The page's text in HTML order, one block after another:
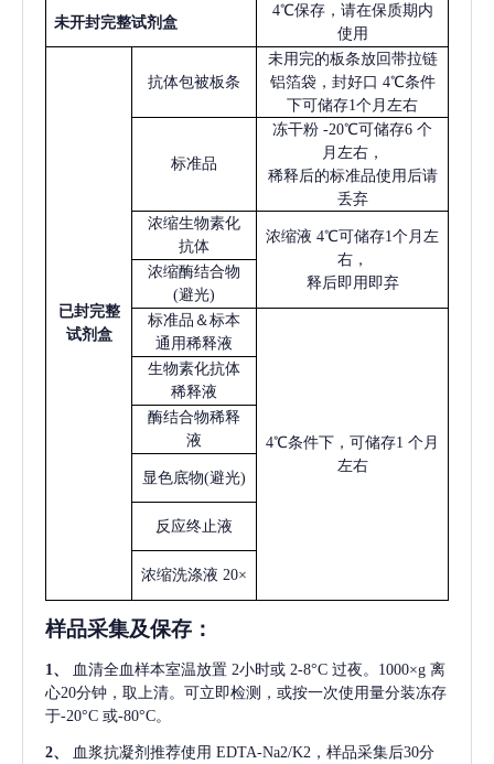
未开封完整试剂盒
4℃保存，请在保质期内
使用
已封完整
试剂盒
抗体包被板条
未用完的板条放回带拉链
铝箔袋，封好口 4℃条件
下可储存1个月左右
标准品
冻干粉 -20℃可储存6 个
月左右，
稀释后的标准品使用后请
丢弃
浓缩生物素化
抗体
浓缩液 4℃可储存1个月左
右，
释后即用即弃
浓缩酶结合物
(避光)
标准品＆标本
通用稀释液
4℃条件下，可储存1 个月
左右
生物素化抗体
稀释液
酶结合物稀释
液
显色底物(避光)
反应终止液
浓缩洗涤液 20×
样品采集及保存 ：
1、 血清全血样本室温放置 2小时或 2-8°C 过夜。1000×g 离
心20分钟，取上清。可立即检测，或按一次使用量分装冻存
于-20°C 或-80°C。
2、 血浆抗凝剂推荐使用 EDTA-Na2/K2，样品采集后30分